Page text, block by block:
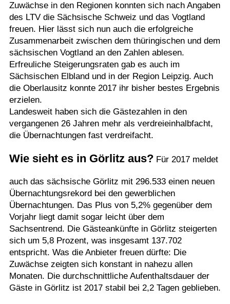
Zuwächse in den Regionen konnten sich nach Angaben
des LTV die Sächsische Schweiz und das Vogtland
freuen. Hier lässt sich nun auch die erfolgreiche
Zusammenarbeit zwischen dem thüringischen und dem
sächsischen Vogtland an den Zahlen ablesen.
Erfreuliche Steigerungsraten gab es auch im
Sächsischen Elbland und in der Region Leipzig. Auch
die Oberlausitz konnte 2017 ihr bisher bestes Ergebnis
erzielen.
Landesweit haben sich die Gästezahlen in den
vergangenen 26 Jahren mehr als verdreieinhalbfacht,
die Übernachtungen fast verdreifacht.
Wie sieht es in Görlitz aus?Für 2017 meldet
auch das sächsische Görlitz mit 296.533 einen neuen
Übernachtungsrekord bei den gewerblichen
Übernachtungen. Das Plus von 5,2% gegenüber dem
Vorjahr liegt damit sogar leicht über dem
Sachsentrend. Die Gästeankünfte in Görlitz steigerten
sich um 5,8 Prozent, was insgesamt 137.702
entspricht. Was die Anbieter freuen dürfte: Die
Zuwächse zeigten sich konstant in nahezu allen
Monaten. Die durchschnittliche Aufenthaltsdauer der
Gäste in Görlitz ist 2017 stabil bei 2,2 Tagen geblieben.